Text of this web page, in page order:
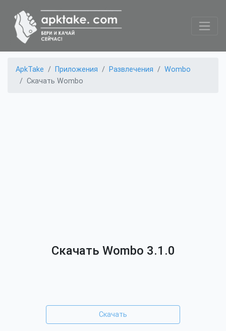
ApkTake Приложения Развлечения
Wombo
Скачать Wombo
Скачать Wombo 3.1.0
Скачать